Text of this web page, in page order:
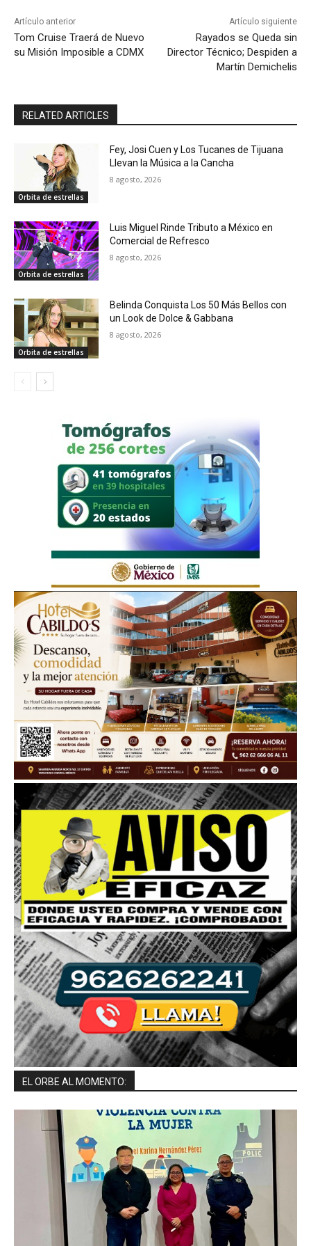
Artículo anterior
Tom Cruise Traerá de Nuevo
su Misión Imposible a CDMX
Artículo siguiente
Rayados se Queda sin
Director Técnico; Despiden a
Martín Demichelis
RELATED ARTICLES
Orbita de estrellas
Fey, Josi Cuen y Los Tucanes de Tijuana
Llevan la Música a la Cancha
8 agosto, 2026
Orbita de estrellas
Luis Miguel Rinde Tributo a México en
Comercial de Refresco
8 agosto, 2026
Orbita de estrellas
Belinda Conquista Los 50 Más Bellos con
un Look de Dolce & Gabbana
8 agosto, 2026
EL ORBE AL MOMENTO: